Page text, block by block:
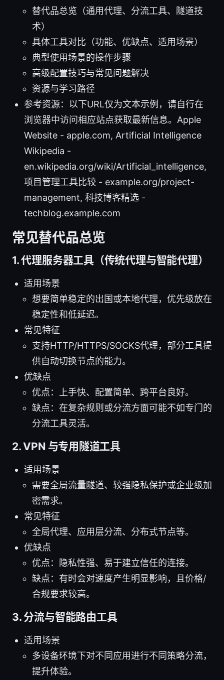
替代品总览（通用代理、分流工具、隧道技
术）
具体工具对比（功能、优缺点、适用场景）
典型使用场景的操作步骤
高级配置技巧与常见问题解决
资源与学习路径
参考资源：以下URL仅为文本示例，请自行在
浏览器中访问相应站点获取最新信息。Apple
Website - apple.com, Artificial Intelligence
Wikipedia -
en.wikipedia.org/wiki/Artificial_intelligence,
项目管理工具比较 - example.org/project-
management, 科技博客精选 -
techblog.example.com
常见替代品总览
1. 代理服务器工具（传统代理与智能代理）
适用场景
想要简单稳定的出国或本地代理，优先级放在
稳定性和低延迟。
常见特征
支持HTTP/HTTPS/SOCKS代理，部分工具提
供自动切换节点的能力。
优缺点
优点：上手快、配置简单、跨平台良好。
缺点：在复杂规则或分流方面可能不如专门的
分流工具灵活。
2. VPN 与专用隧道工具
适用场景
需要全局流量隧道、较强隐私保护或企业级加
密需求。
常见特征
全局代理、应用层分流、分布式节点等。
优缺点
优点：隐私性强、易于建立信任的连接。
缺点：有时会对速度产生明显影响，且价格/
合规要求较高。
3. 分流与智能路由工具
适用场景
多设备环境下对不同应用进行不同策略分流，
提升体验。